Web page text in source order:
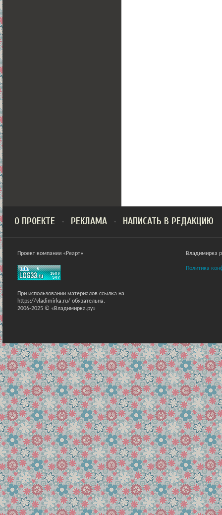
О ПРОЕКТЕ РЕКЛАМА НАПИСАТЬ В РЕДАКЦИЮ
Проект компании «Реарт»
При использовании материалов ссылка на
https://vladimirka.ru/ обязательна.
2006-2025 © «Владимирка.ру»
Владимирка
Политика